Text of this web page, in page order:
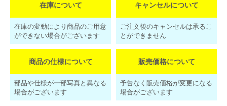
在庫について
在庫の変動により商品のご用意
ができない場合がございます
キャンセルについて
ご注文後のキャンセルは承るこ
とができません
商品の仕様について
部品や仕様が一部写真と異なる
場合がございます
販売価格について
予告なく販売価格が変更になる
場合がございます